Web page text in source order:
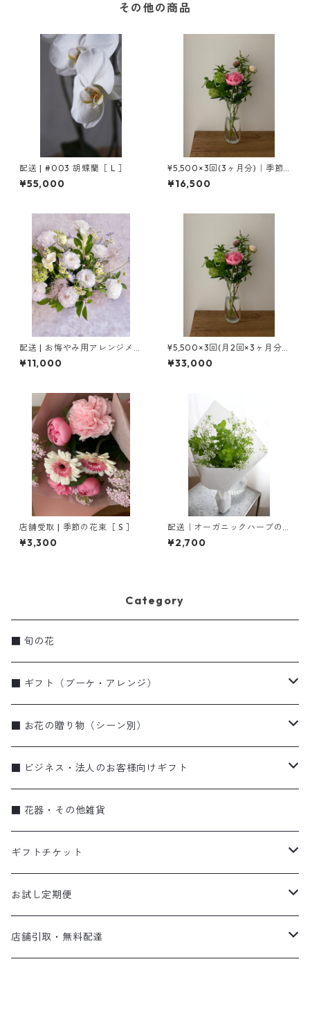
その他の商品
配送 | #003 胡蝶蘭［ L ］
¥55,000
¥5,500×3回(3ヶ月分)｜季節
の花の定期便［ M ］
¥16,500
配送 | お悔やみ用アレンジメン
ト［ L ］
¥11,000
¥5,500×3回(月2回×3ヶ月分)
｜季節の花の定期便［ M ］
¥33,000
店舗受取 | 季節の花束［ S ］
¥3,300
配送｜オーガニックハーブの
ブーケ
¥2,700
Category
■ 旬の花
■ ギフト（ブーケ・アレンジ）
ブーケ・花束
アレンジメント
季節のギフト（リース・しめ縄）
蘭
■ お花の贈り物（シーン別）
お誕生日
お祝い・特別な日に
弔事
ビジネス
■ ビジネス・法人のお客様向けギフト
蘭
ブーケ・花束
アレンジメント
スタンド花
■ 花器・その他雑貨
ギフトチケット
flower vase〈花器〉
gift ticket〈ギフトチケット〉
お試し定期便
お試し便
店舗引取・無料配達